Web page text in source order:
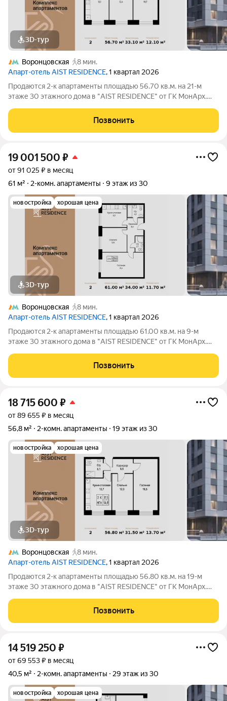
3D-тур
Воронцовская
8 мин.
Апарт-отель AIST RESIDENCE, 1 квартал 2026
Продаются 2-к апартаменты площадью 56.70 кв.м. на 21-м
этаже 30 этажного дома в "AIST RESIDENCE" от ГК МонАрх.
стремится к гармонии между динамичной городской жизнью и
отдыхом на природе.
Позвонить
19 001 500 ₽
от 91 025 ₽ в месяц
61 м²
2-комн. апартаменты 9 этаж из 30
новостройка хорошая цена
3D-тур
Воронцовская
8 мин.
Апарт-отель AIST RESIDENCE, 1 квартал 2026
Продаются 2-к апартаменты площадью 61.00 кв.м. на 9-м
этаже 30 этажного дома в "AIST RESIDENCE" от ГК МонАрх.
стремится к гармонии между динамичной городской жизнью и
отдыхом на природе.
Позвонить
18 715 600 ₽
от 89 655 ₽ в месяц
56,8 м²
2-комн. апартаменты 19 этаж из 30
новостройка хорошая цена
3D-тур
Воронцовская
8 мин.
Апарт-отель AIST RESIDENCE, 1 квартал 2026
Продаются 2-к апартаменты площадью 56.80 кв.м. на 19-м
этаже 30 этажного дома в "AIST RESIDENCE" от ГК МонАрх.
стремится к гармонии между динамичной городской жизнью и
отдыхом на природе.
Позвонить
14 519 250 ₽
от 69 553 ₽ в месяц
40,5 м²
2-комн. апартаменты 29 этаж из 30
новостройка хорошая цена